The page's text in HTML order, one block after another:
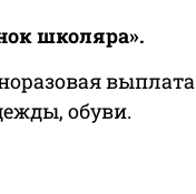
школяра».
выплата
обуви.